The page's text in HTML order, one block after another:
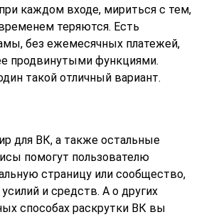
каждом входе, мириться с тем,
теряются. Есть
без ежемесячных платежей,
продвинутыми функциями.
такой отличный вариант.
для ВК, а также остальные
помогут пользователю
страницу или сообщество,
и средств. А о других
способах раскрутки ВК вы